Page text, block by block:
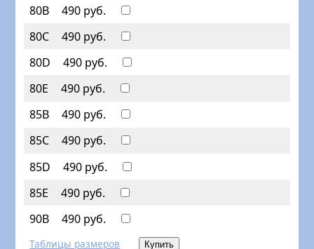
80B
490 руб.
80C
490 руб.
80D
490 руб.
80E
490 руб.
85B
490 руб.
85C
490 руб.
85D
490 руб.
85E
490 руб.
90B
490 руб.
Таблицы размеров